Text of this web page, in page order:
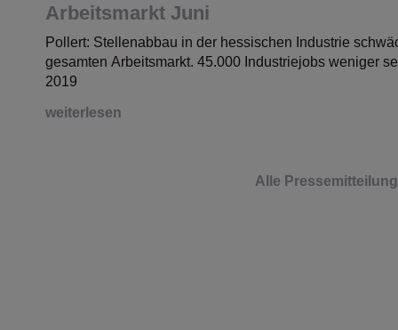
Arbeitsmarkt Juni
Pollert: Stellenabbau in der hessischen Industrie
gesamten Arbeitsmarkt. 45.000 Industriejobs weniger
2019
weiterlesen
Alle